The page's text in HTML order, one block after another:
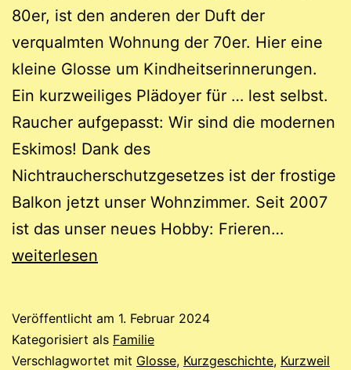
80er, ist den anderen der Duft der
verqualmten Wohnung der 70er. Hier eine
kleine Glosse um Kindheitserinnerungen.
Ein kurzweiliges Plädoyer für … lest selbst.
Raucher aufgepasst: Wir sind die modernen
Eskimos! Dank des
Nichtraucherschutzgesetzes ist der frostige
Balkon jetzt unser Wohnzimmer. Seit 2007
ist das unser neues Hobby: Frieren…
weiterlesen
Veröffentlicht am 1. Februar 2024
Kategorisiert als Familie
Verschlagwortet mit Glosse, Kurzgeschichte, Kurzweil